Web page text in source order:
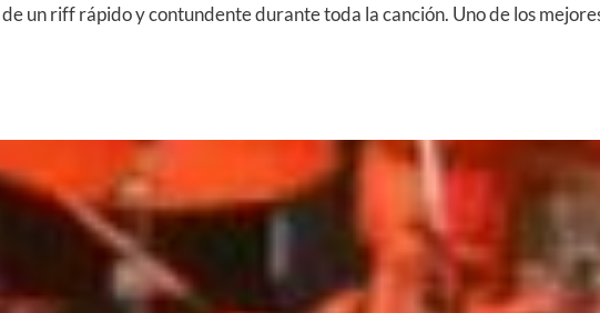
un riff rápido y contundente durante toda la canción. Uno de los